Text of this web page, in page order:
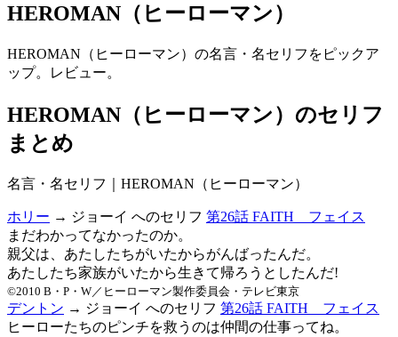
HEROMAN（ヒーローマン）
HEROMAN（ヒーローマン）の名言・名セリフをピックア
ップ。レビュー。
HEROMAN（ヒーローマン）のセリフ
まとめ
名言・名セリフ｜HEROMAN（ヒーローマン）
ホリー → ジョーイ へのセリフ 第26話 FAITH フェイス
まだわかってなかったのか。
親父は、あたしたちがいたからがんばったんだ。
あたしたち家族がいたから生きて帰ろうとしたんだ!
©2010 B・P・W／ヒーローマン製作委員会・テレビ東京
デントン → ジョーイ へのセリフ 第26話 FAITH フェイス
ヒーローたちのピンチを救うのは仲間の仕事ってね。